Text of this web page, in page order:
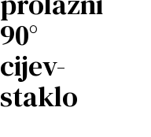
90°
cijev-
staklo